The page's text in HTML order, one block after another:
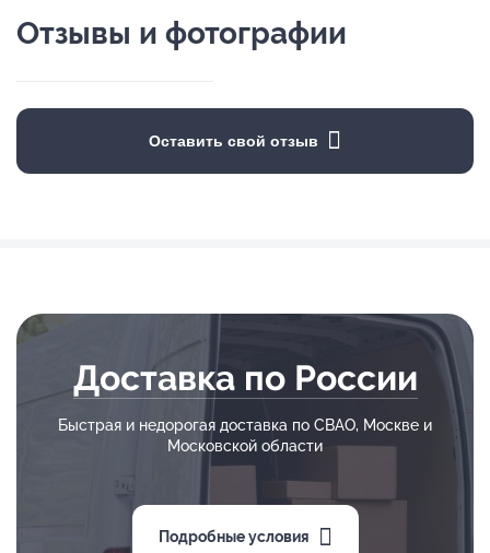
Отзывы и фотографии
Оставить свой отзыв
Доставка по России
Быстрая и недорогая доставка по СВАО, Москве и
Московской области
Подробные условия